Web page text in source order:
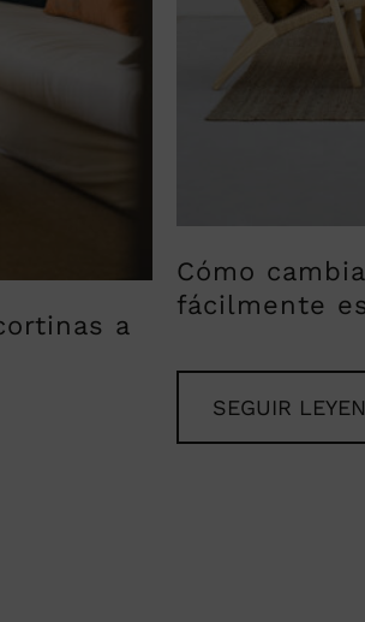
a
Cómo
fácilmente
SEGUIR